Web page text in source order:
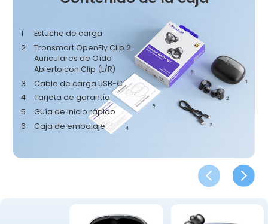
1
Estuche de carga
2
Tronsmart OpenFly Clip 2
Auriculares de Oído
Abierto con Clip (L/R)
3
Cable de carga USB-C
4
Tarjeta de garantía
5
Guía de inicio rápido
6
Caja de embalaje